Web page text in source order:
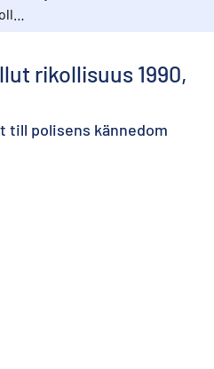
rikollisuus 1990,
till polisens kännedom